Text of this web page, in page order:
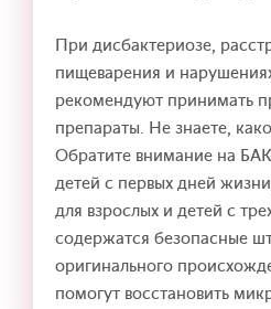
При дисбактериозе,
пищеварения и
рекомендуют принимать
препараты. Не знаете,
Обратите внимание на
детей с первых дней
для взрослых и детей с
содержатся безопасные
оригинального
помогут восстановить